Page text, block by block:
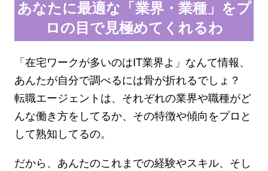
あなたに最適な「業界・業種」をプ
ロの目で見極めてくれるわ
「在宅ワークが多いのはIT業界よ」なんて情報、
あんたが自分で調べるには骨が折れるでしょ？
転職エージェントは、それぞれの業界や職種がど
んな働き方をしてるか、その特徴や傾向をプロと
して熟知してるの。
だから、あんたのこれまでの経験やスキル、そし